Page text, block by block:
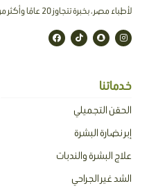
لأطباء مصر ، بخبرة تتجاوز 20 عامًا وأكثر من 150,000 حالة معالجة.
I
n
s
a
S
n
a
a
t
T
i
k
F
a
c
خدماتنا
الحقن التجميلي
إبر نضارة البشرة
علاج البشرة والندبات
الشد غير الجراحي